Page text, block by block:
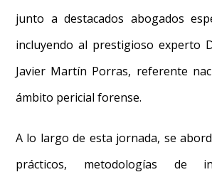
junto a destacados abogados
incluyendo al prestigioso experto
Javier Martín Porras, referente
ámbito pericial forense.
A lo largo de esta jornada, se
prácticos, metodologías de